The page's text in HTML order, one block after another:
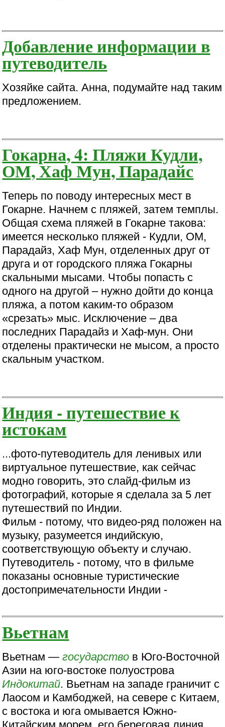
Добавление информации в
путеводитель
Хозяйке сайта. Анна, подумайте над таким
предложением.
Гокарна, 4: Пляжи Кудли,
ОМ, Хаф Мун, Парадайс
Теперь по поводу интересных мест в
Гокарне. Начнем с пляжей, затем темплы.
Общая схема пляжей в Гокарне такова:
имеется несколько пляжей - Кудли, ОМ,
Парадайз, Хаф Мун, отделенных друг от
друга и от городского пляжа Гокарны
скальными мысами. Чтобы попасть с
одного на другой – нужно дойти до конца
пляжа, а потом каким-то образом
«срезать» мыс. Исключение – два
последних Парадайз и Хаф-мун. Они
отделены практически не мысом, а просто
скальным участком.
Индия - путешествие к
истокам
...фото-путеводитель для ленивых или
виртуальное путешествие, как сейчас
модно говорить, это слайд-фильм из
фотографий, которые я сделала за 5 лет
путешествий по Индии.
Фильм - потому, что видео-ряд положен на
музыку, разумеется индийскую,
соответствующую объекту и случаю.
Путеводитель - потому, что в фильме
показаны основные туристические
достопримечательности Индии -
Вьетнам
Вьетнам —государство в Юго-Восточной
Азии на юго-востоке полуострова
Индокитай. Вьетнам на западе граничит с
Лаосом и Камбоджей, на севере с Китаем,
с востока и юга омывается Южно-